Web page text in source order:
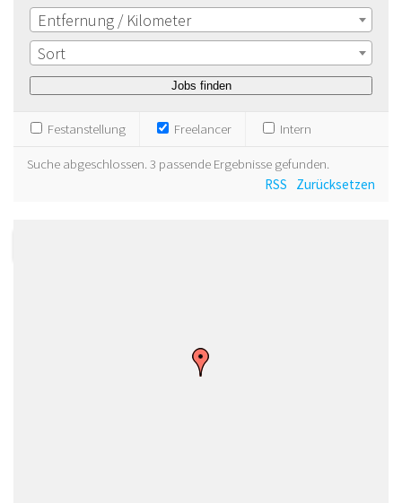
Entfernung / Kilometer
Sort
Festanstellung Freelancer Intern
Suche abgeschlossen. 3 passende Ergebnisse gefunden.
Zurücksetzen
RSS